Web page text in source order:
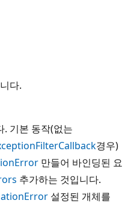
다.
. 기본 동작(없는
경우)
만들어 바인딩된 요
추가하는 것입니다.
설정된 개체를